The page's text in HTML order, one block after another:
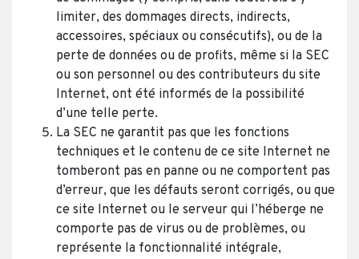
limiter, des dommages directs, indirects,
accessoires, spéciaux ou consécutifs), ou de la
perte de données ou de profits, même si la SEC
ou son personnel ou des contributeurs du site
Internet, ont été informés de la possibilité
d’une telle perte.
La SEC ne garantit pas que les fonctions
techniques et le contenu de ce site Internet ne
tomberont pas en panne ou ne comportent pas
d’erreur, que les défauts seront corrigés, ou que
ce site Internet ou le serveur qui l’héberge ne
comporte pas de virus ou de problèmes, ou
représente la fonctionnalité intégrale,